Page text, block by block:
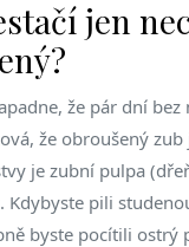
jen
že pár dní
že obroušený zub
je zubní pulpa
Kdybyste pili
byste pocítili ostrý